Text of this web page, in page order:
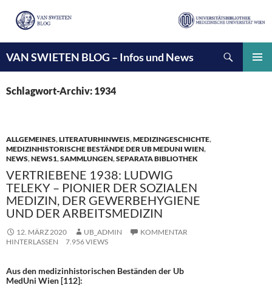
VAN SWIETEN BLOG – Infos und News
INHALT
SPRINGEN
Schlagwort-Archiv: 1934
ALLGEMEINES,LITERATURHINWEIS,MEDIZINGESCHICHTE,
MEDIZINHISTORISCHE BESTÄNDE DER UB MEDUNI WIEN,
NEWS,NEWS1,SAMMLUNGEN,SEPARATA BIBLIOTHEK
VERTRIEBENE 1938: LUDWIG
TELEKY – PIONIER DER SOZIALEN
MEDIZIN, DER GEWERBEHYGIENE
UND DER ARBEITSMEDIZIN
12. MÄRZ 2020 UB_ADMIN
KOMMENTAR
HINTERLASSEN
7.956 VIEWS
Aus den medizinhistorischen Beständen der Ub
MedUni Wien [112]: